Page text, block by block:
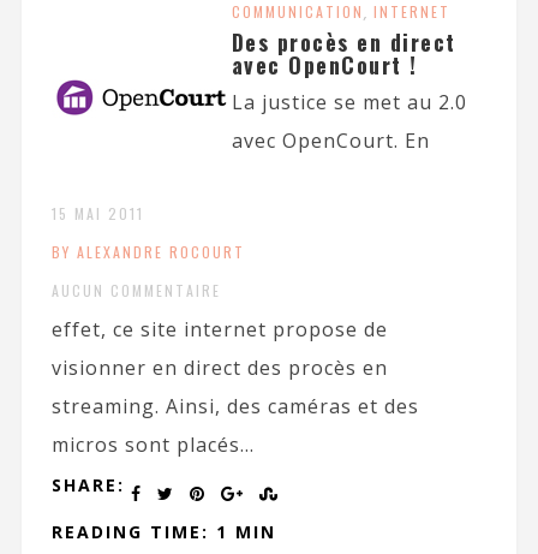
COMMUNICATION, INTERNET
Des procès en direct
avec OpenCourt !
15 MAI 2011
BY ALEXANDRE ROCOURT
AUCUN COMMENTAIRE
La justice se met au 2.0
avec OpenCourt. En
effet, ce site internet propose de
visionner en direct des procès en
streaming. Ainsi, des caméras et des
micros sont placés...
SHARE:
READING TIME: 1 MIN